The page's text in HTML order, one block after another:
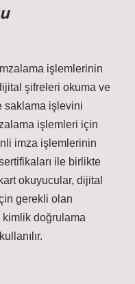
işlemlerinin
şifreleri okuma ve
saklama işlevini
işlemleri için
imza işlemlerinin
ile birlikte
okuyucular, dijital
gerekli olan
kimlik doğrulama